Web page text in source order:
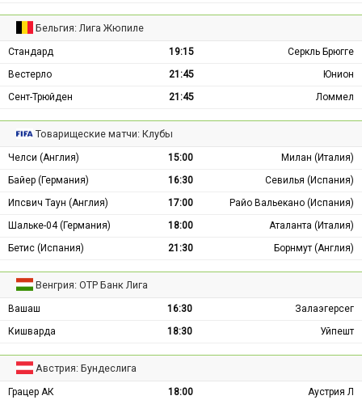
Бельгия: Лига Жюпиле
Стандард 19:15
Серкль Брюгге
Вестерло
21:45
Юнион
Сент-Трюйден
21:45 Ломмел
Товарищеские матчи: Клубы
Челси (Англия) 15:00
Милан (Италия)
Байер (Германия)
16:30
Севилья (Испания)
Ипсвич Таун (Англия)
17:00
Райо Вальекано (Испания)
Шальке-04 (Германия)
18:00
Аталанта (Италия)
Бетис (Испания)
21:30 Борнмут (Англия)
Венгрия: ОТР Банк Лига
Вашаш 16:30
Залаэгерсег
Кишварда
18:30 Уйпешт
Австрия: Бундеслига
Грацер АК 18:00
Аустрия Л